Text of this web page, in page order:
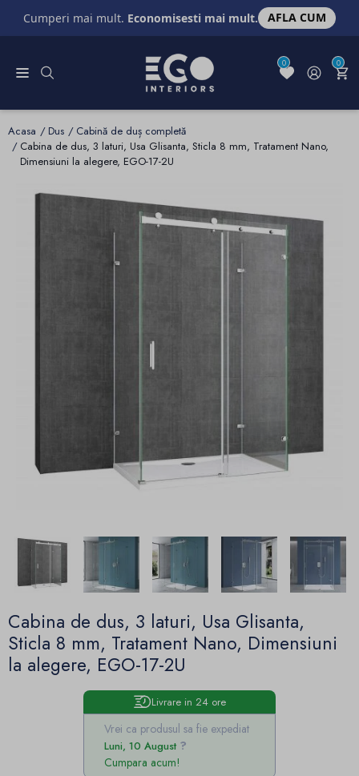
Cumperi mai mult. Economisesti mai mult. AFLA CUM
0 0
Acasa Dus
Cabină de duș completă
Cabina de dus, 3 laturi, Usa Glisanta, Sticla 8 mm, Tratament Nano,
Dimensiuni la alegere, EGO-17-2U
Cabina de dus, 3 laturi, Usa Glisanta,
Sticla 8 mm, Tratament Nano, Dimensiuni
la alegere, EGO-17-2U
Livrare in 24 ore
Vrei ca produsul sa fie expediat
Luni, 10 August
Cumpara acum!